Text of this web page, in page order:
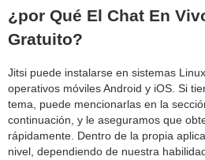
¿por Qué El Chat En
Gratuito?
Jitsi puede instalarse en sistemas
operativos móviles Android y iOS. Si
tema, puede mencionarlas en la
continuación, y le aseguramos que
rápidamente. Dentro de la propia
nivel, dependiendo de nuestra